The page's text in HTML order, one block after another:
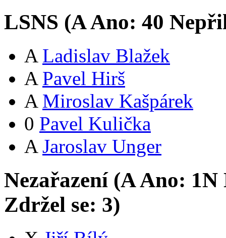
LSNS (AAno: 40
A Ladislav Blažek
A Pavel Hirš
A Miroslav Kašpárek
0 Pavel Kulička
A Jaroslav Unger
Nezařazení (AAno: 1N
Zdržel se: 3)